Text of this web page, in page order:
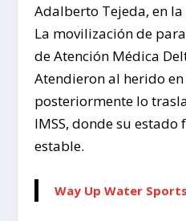
Adalberto Tejeda, en
La movilización de
de Atención Médica
Atendieron al herido
posteriormente lo
IMSS, donde su
estable.
Way Up Water Sports